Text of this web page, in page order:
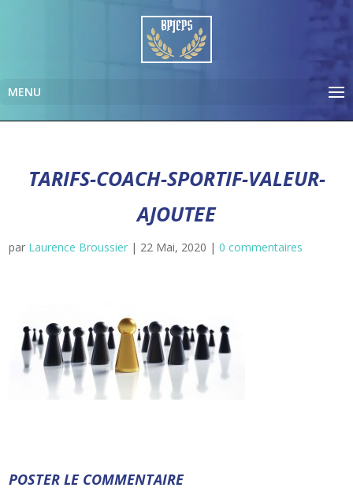
TARIFS-COACH-SPORTIF-VALEUR-
AJOUTEE
par Laurence Broussier | 22 Mai, 2020 |0 commentaires
POSTER LE COMMENTAIRE